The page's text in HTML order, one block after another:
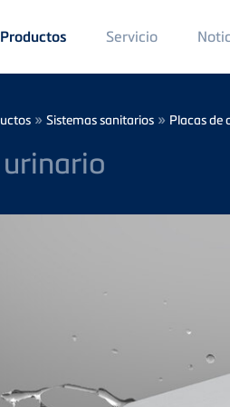
Main
Menü
Productos Servicio
» Sistemas sanitarios » Placas de
urinario